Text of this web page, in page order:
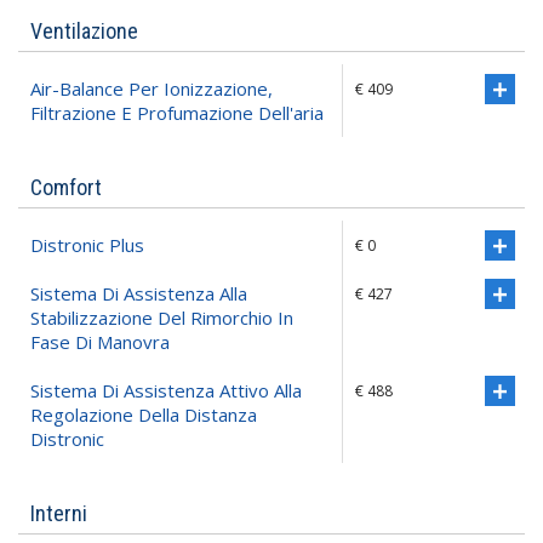
Ventilazione
Air-Balance Per Ionizzazione,
Filtrazione E Profumazione Dell'aria
€ 409
Comfort
Distronic Plus € 0
Sistema Di Assistenza Alla
Stabilizzazione Del Rimorchio In
Fase Di Manovra
€ 427
Sistema Di Assistenza Attivo Alla
Regolazione Della Distanza
Distronic
€ 488
Interni